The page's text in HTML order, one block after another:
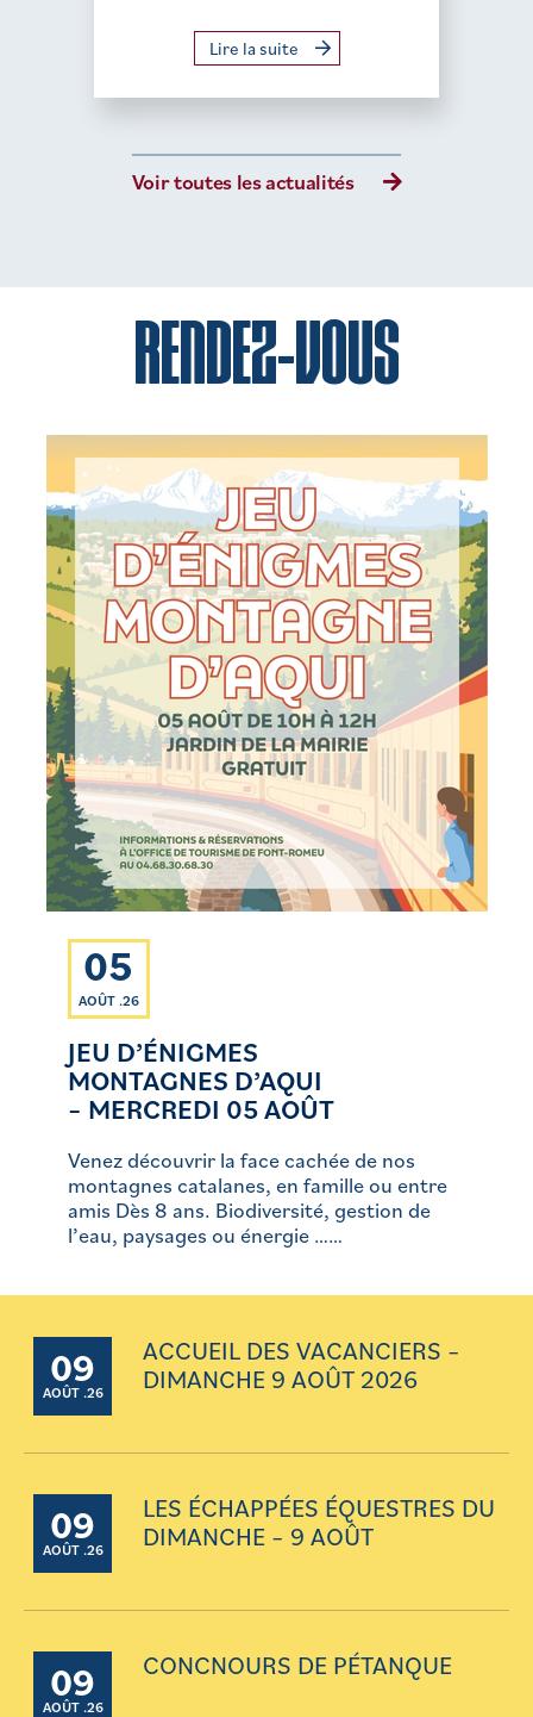
Lire la suite
Voir toutes les actualités
RENDEZ-VOUS
05
AOÛT .26
JEU D’ÉNIGMES
MONTAGNES D’AQUI
– MERCREDI 05 AOÛT
Venez découvrir la face cachée de nos
montagnes catalanes, en famille ou entre
amis Dès 8 ans. Biodiversité, gestion de
l’eau, paysages ou énergie ……
09
AOÛT .26
ACCUEIL DES VACANCIERS –
DIMANCHE 9 AOÛT 2026
09
AOÛT .26
LES ÉCHAPPÉES ÉQUESTRES DU
DIMANCHE – 9 AOÛT
09
AOÛT .26
CONCNOURS DE PÉTANQUE